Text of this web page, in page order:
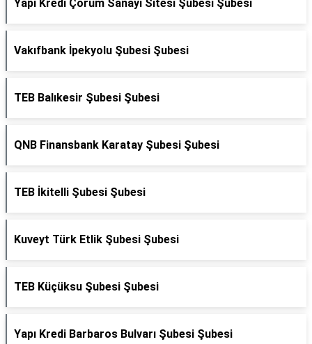
Yapı Kredi Çorum Sanayi Sitesi Şubesi Şubesi
Vakıfbank İpekyolu Şubesi Şubesi
TEB Balıkesir Şubesi Şubesi
QNB Finansbank Karatay Şubesi Şubesi
TEB İkitelli Şubesi Şubesi
Kuveyt Türk Etlik Şubesi Şubesi
TEB Küçüksu Şubesi Şubesi
Yapı Kredi Barbaros Bulvarı Şubesi Şubesi